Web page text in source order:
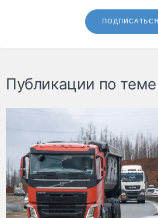
ПОДПИСАТЬСЯ
Публикации по теме